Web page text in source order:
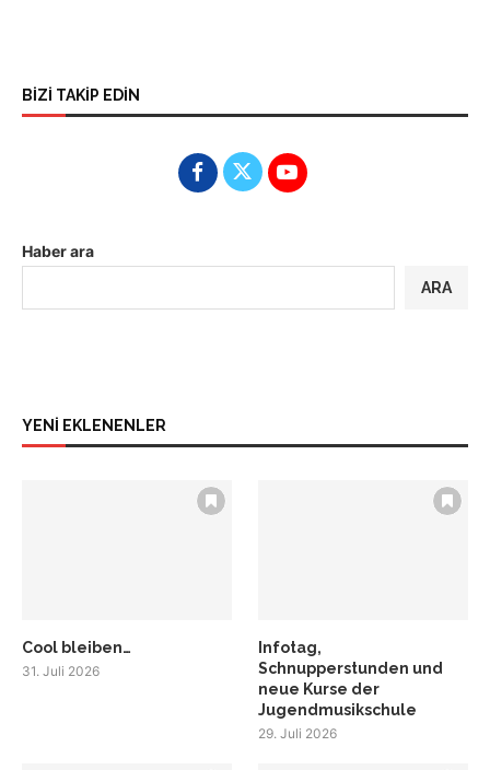
BİZİ TAKİP EDİN
Haber ara
ARA
YENİ EKLENENLER
Cool bleiben…
31. Juli 2026
Infotag,
Schnupperstunden und
neue Kurse der
Jugendmusikschule
29. Juli 2026